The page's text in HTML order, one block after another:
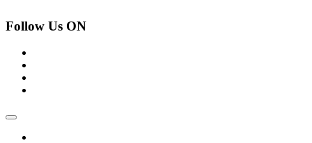
Follow Us ON